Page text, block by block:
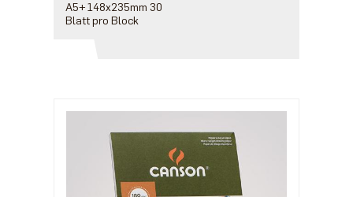
A5+ 148x235mm 30
Blatt pro Block